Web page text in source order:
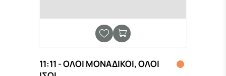
11:11 - ΟΛΟΙ ΜΟΝΑΔΙΚΟΙ, ΟΛΟΙ